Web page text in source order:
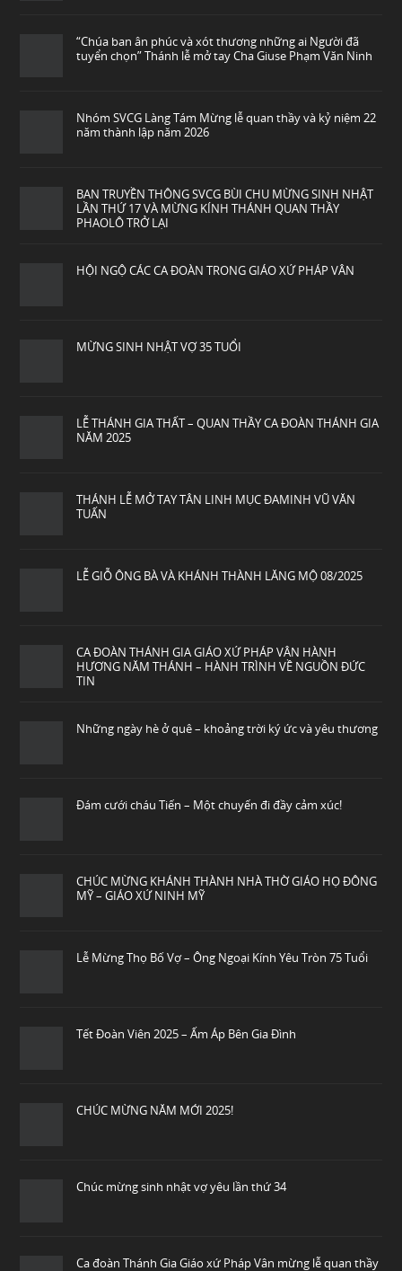
“Chúa ban ân phúc và xót thương những ai Người đã
tuyển chọn” Thánh lễ mở tay Cha Giuse Phạm Văn Ninh
Nhóm SVCG Làng Tám Mừng lễ quan thầy và kỷ niệm 22
năm thành lập năm 2026
BAN TRUYỀN THÔNG SVCG BÙI CHU MỪNG SINH NHẬT
LẦN THỨ 17 VÀ MỪNG KÍNH THÁNH QUAN THẦY
PHAOLÔ TRỞ LẠI
HỘI NGỘ CÁC CA ĐOÀN TRONG GIÁO XỨ PHÁP VÂN
MỪNG SINH NHẬT VỢ 35 TUỔI
LỄ THÁNH GIA THẤT – QUAN THẦY CA ĐOÀN THÁNH GIA
NĂM 2025
THÁNH LỄ MỞ TAY TÂN LINH MỤC ĐAMINH VŨ VĂN
TUẤN
LỄ GIỖ ÔNG BÀ VÀ KHÁNH THÀNH LĂNG MỘ 08/2025
CA ĐOÀN THÁNH GIA GIÁO XỨ PHÁP VÂN HÀNH
HƯƠNG NĂM THÁNH – HÀNH TRÌNH VỀ NGUỒN ĐỨC
TIN
Những ngày hè ở quê – khoảng trời ký ức và yêu thương
Đám cưới cháu Tiến – Một chuyến đi đầy cảm xúc!
CHÚC MỪNG KHÁNH THÀNH NHÀ THỜ GIÁO HỌ ĐÔNG
MỸ – GIÁO XỨ NINH MỸ
Lễ Mừng Thọ Bố Vợ – Ông Ngoại Kính Yêu Tròn 75 Tuổi
Tết Đoàn Viên 2025 – Ấm Áp Bên Gia Đình
CHÚC MỪNG NĂM MỚI 2025!
Chúc mừng sinh nhật vợ yêu lần thứ 34
Ca đoàn Thánh Gia Giáo xứ Pháp Vân mừng lễ quan thầy